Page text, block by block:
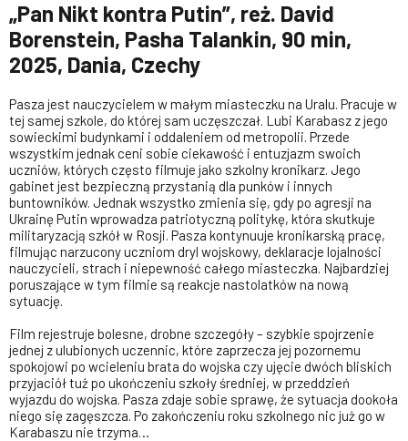
„Pan Nikt kontra Putin”, reż. David
Borenstein, Pasha Talankin, 90 min,
2025, Dania, Czechy
Pasza jest nauczycielem w małym miasteczku na Uralu. Pracuje w
tej samej szkole, do której sam uczęszczał. Lubi Karabasz z jego
sowieckimi budynkami i oddaleniem od metropolii. Przede
wszystkim jednak ceni sobie ciekawość i entuzjazm swoich
uczniów, których często filmuje jako szkolny kronikarz. Jego
gabinet jest bezpieczną przystanią dla punków i innych
buntowników. Jednak wszystko zmienia się, gdy po agresji na
Ukrainę Putin wprowadza patriotyczną politykę, która skutkuje
militaryzacją szkół w Rosji. Pasza kontynuuje kronikarską pracę,
filmując narzucony uczniom dryl wojskowy, deklaracje lojalności
nauczycieli, strach i niepewność całego miasteczka. Najbardziej
poruszające w tym filmie są reakcje nastolatków na nową
sytuację.
Film rejestruje bolesne, drobne szczegóły – szybkie spojrzenie
jednej z ulubionych uczennic, które zaprzecza jej pozornemu
spokojowi po wcieleniu brata do wojska czy ujęcie dwóch bliskich
przyjaciół tuż po ukończeniu szkoły średniej, w przeddzień
wyjazdu do wojska. Pasza zdaje sobie sprawę, że sytuacja dookoła
niego się zagęszcza. Po zakończeniu roku szkolnego nic już go w
Karabaszu nie trzyma…